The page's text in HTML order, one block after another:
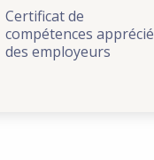
Certificat de
compétences apprécié
des employeurs